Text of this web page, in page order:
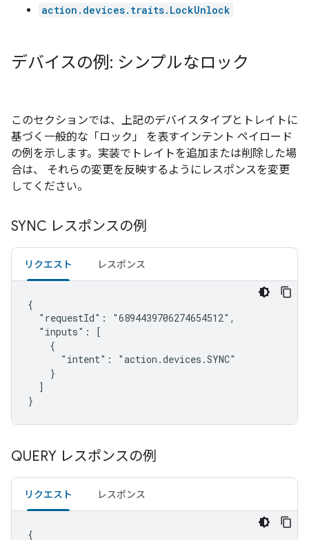
action.devices.traits.LockUnlock
デバイスの例: シンプルなロック
このセクションでは、上記のデバイスタイプとトレイトに
基づく一般的な「ロック」 を表すインテント ペイロード
の例を示します。実装でトレイトを追加または削除した場
合は、 それらの変更を反映するようにレスポンスを変更
してください。
SYNC レスポンスの例
リクエスト レスポンス
{
  "requestId": "6894439706274654512",
  "inputs": [
    {
      "intent": "action.devices.SYNC"
    }
  ]
}
QUERY レスポンスの例
リクエスト レスポンス
{